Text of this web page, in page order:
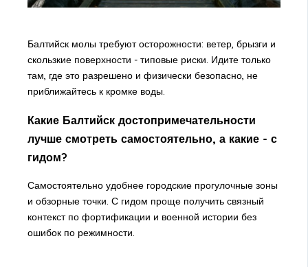
Балтийск молы требуют осторожности: ветер, брызги и
скользкие поверхности - типовые риски. Идите только
там, где это разрешено и физически безопасно, не
приближайтесь к кромке воды.
Какие Балтийск достопримечательности
лучше смотреть самостоятельно, а какие - с
гидом?
Самостоятельно удобнее городские прогулочные зоны
и обзорные точки. С гидом проще получить связный
контекст по фортификации и военной истории без
ошибок по режимности.